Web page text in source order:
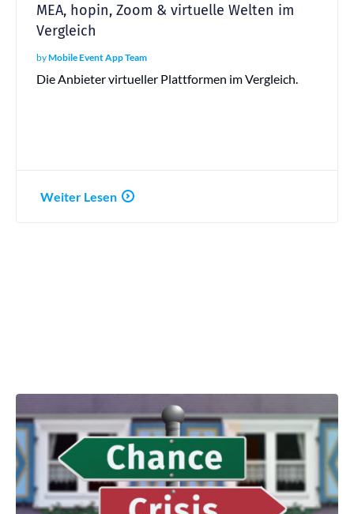
MEA, hopin, Zoom & virtuelle Welten im
Vergleich
byMobile Event App Team
Die Anbieter virtueller Plattformen im Vergleich.
Weiter Lesen